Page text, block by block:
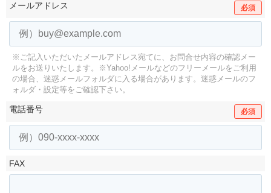
メールアドレス 必須
※ご記入いただいたメールアドレス宛てに、お問合せ内容の確認メー
ルをお送りいたします。
※Yahoo!メールなどのフリーメールをご利用
の場合、迷惑メールフォルダに入る場合があります。 迷惑メールのフ
ォルダ・設定等をご確認下さい。
電話番号 必須
FAX